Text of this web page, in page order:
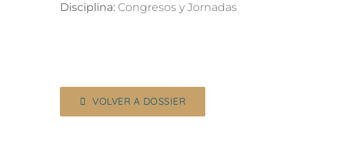
Disciplina: Congresos y Jornadas
VOLVER A DOSSIER